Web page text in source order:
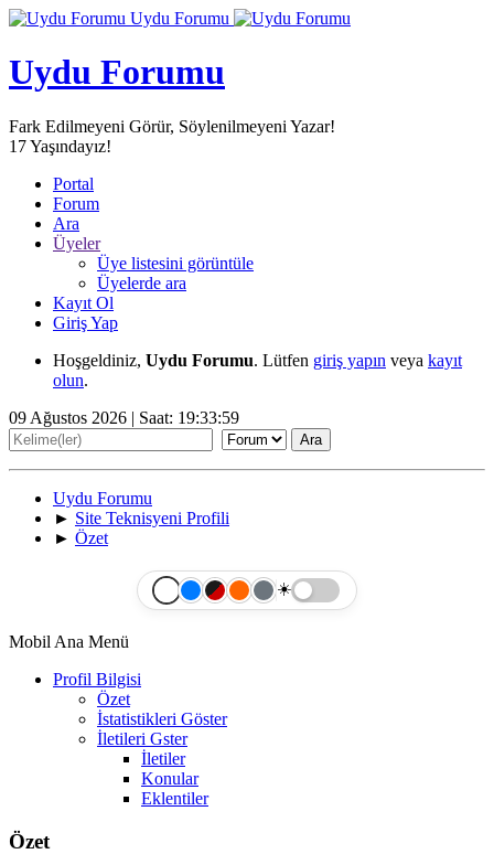
Uydu Forumu
Uydu Forumu
Fark Edilmeyeni Görür, Söylenilmeyeni Yazar!
17Yaşındayız!
Portal
Forum
Ara
Üyeler
Üye listesini görüntüle
Üyelerde ara
Kayıt Ol
Giriş Yap
Hoşgeldiniz, Uydu Forumu. Lütfen giriş yapın veya kayıt
olun.
09 Ağustos 2026 | Saat: 19:33:59
Uydu Forumu
► Site Teknisyeni Profili
► Özet
☀️
Mobil Ana Menü
Profil Bilgisi
Özet
İstatistikleri Göster
İletileri Gster
İletiler
Konular
Eklentiler
Özet